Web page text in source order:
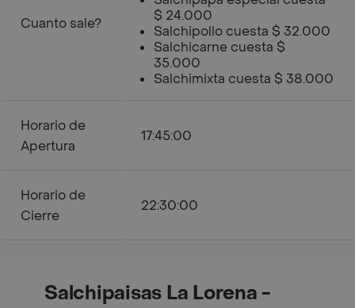
Cuanto sale?
$ 24.000
Salchipollo cuesta $ 32.000
Salchicarne cuesta $
35.000
Salchimixta cuesta $ 38.000
Horario de
Apertura
17:45:00
Horario de
Cierre
22:30:00
Salchipaisas La Lorena -